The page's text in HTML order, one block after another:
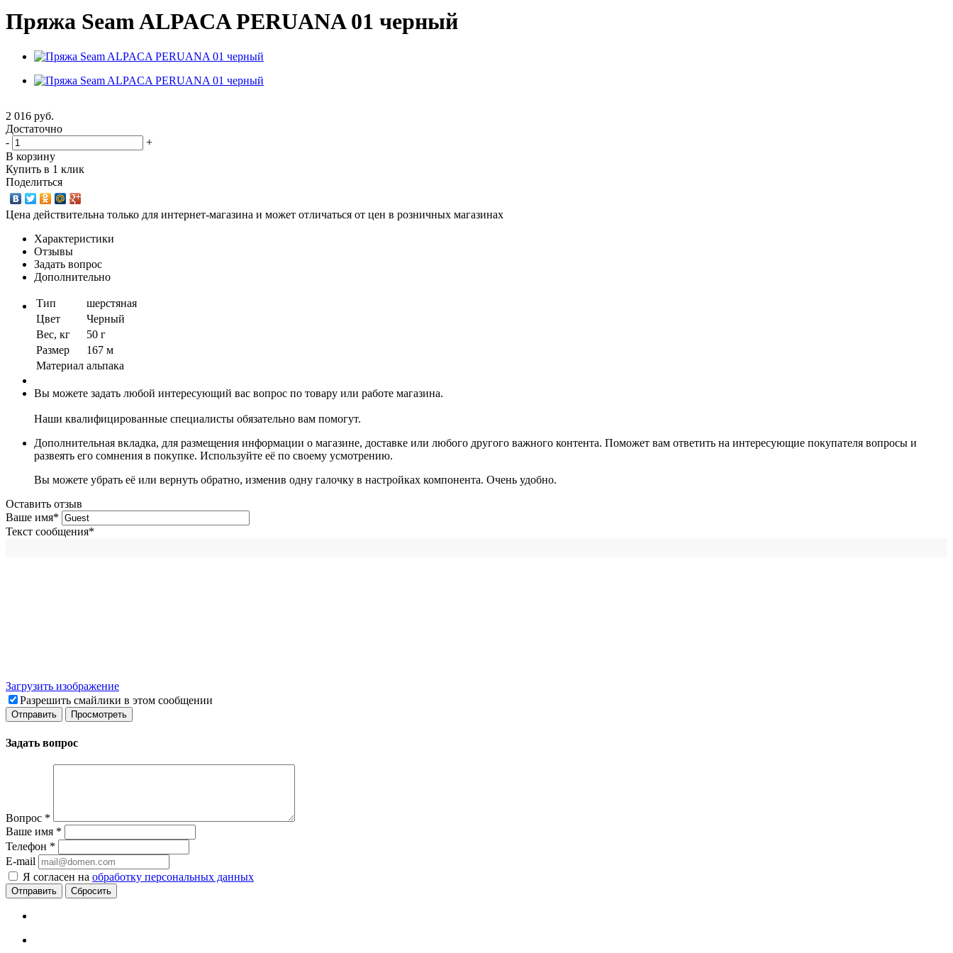
Пряжа Seam ALPACA PERUANA 01 черный
2 016 руб.
Достаточно
-
+
В корзину
Купить в 1 клик
Поделиться
Цена действительна только для интернет-магазина и может отличаться от цен в розничных магазинах
Характеристики
Отзывы
Задать вопрос
Дополнительно
Тип
шерстяная
Цвет
Черный
Вес, кг
50 г
Размер
167 м
Материал альпака
Вы можете задать любой интересующий вас вопрос по товару или работе магазина.
Наши квалифицированные специалисты обязательно вам помогут.
Дополнительная вкладка, для размещения информации о магазине, доставке или любого другого важного контента. Поможет вам ответить на интересующие покупателя вопросы и
развеять его сомнения в покупке. Используйте её по своему усмотрению.
Вы можете убрать её или вернуть обратно, изменив одну галочку в настройках компонента. Очень удобно.
Оставить отзыв
Ваше имя*
Текст сообщения*
Загрузить изображение
Разрешить смайлики в этом сообщении
Задать вопрос
Вопрос *
Ваше имя *
Телефон *
E-mail
Я согласен на обработку персональных данных
Сбросить